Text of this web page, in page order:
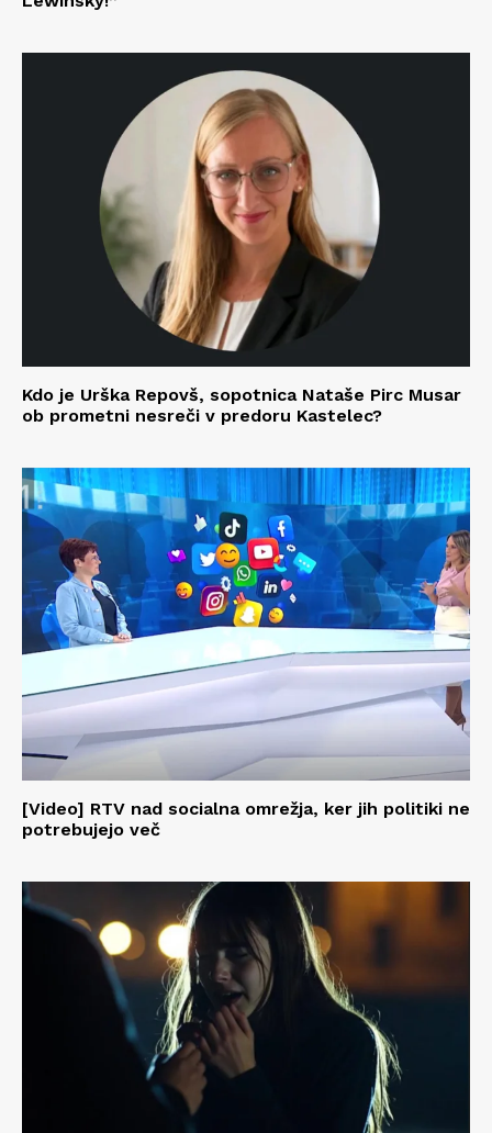
Kdo je Urška Repovš, sopotnica Nataše Pirc Musar
ob prometni nesreči v predoru Kastelec?
[Video] RTV nad socialna omrežja, ker jih politiki ne
potrebujejo več